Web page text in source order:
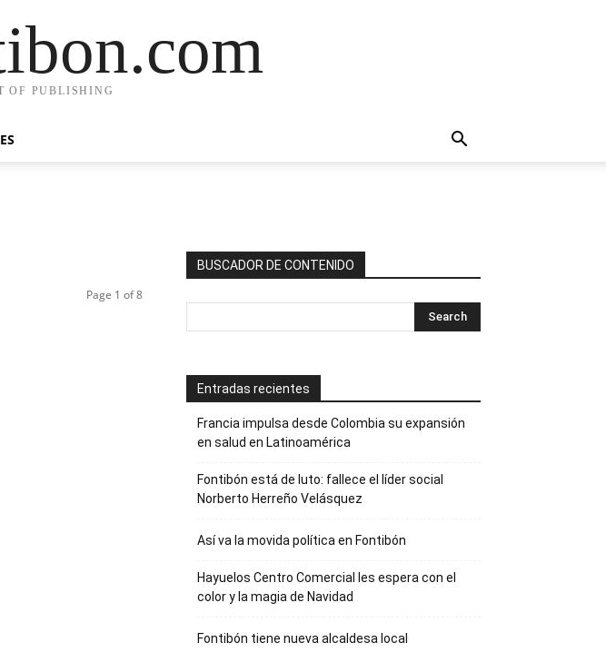
OF PUBLISHING
Page 1 of 8
BUSCADOR DE CONTENIDO
Entradas recientes
Francia impulsa desde Colombia su expansión
en salud en Latinoamérica
Fontibón está de luto: fallece el líder social
Norberto Herreño Velásquez
Así va la movida política en Fontibón
Hayuelos Centro Comercial les espera con el
color y la magia de Navidad
Fontibón tiene nueva alcaldesa local